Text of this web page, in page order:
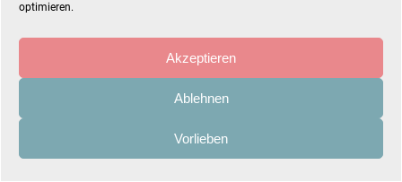
optimieren.
Akzeptieren
Ablehnen
Vorlieben